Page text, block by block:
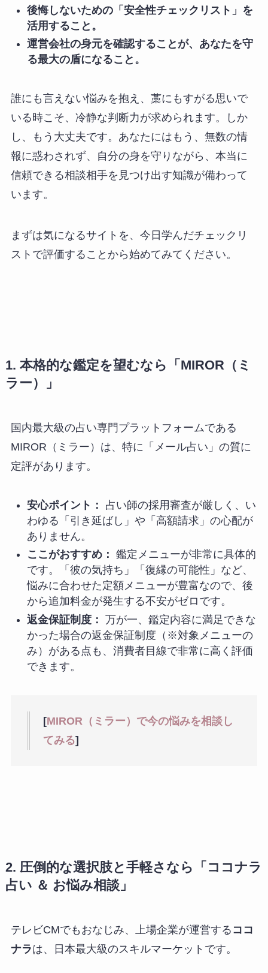
後悔しないための「安全性チェックリスト」を
活用すること。
運営会社の身元を確認することが、あなたを守
る最大の盾になること。
誰にも言えない悩みを抱え、藁にもすがる思いで
いる時こそ、冷静な判断力が求められます。しか
し、もう大丈夫です。あなたにはもう、無数の情
報に惑わされず、自分の身を守りながら、本当に
信頼できる相談相手を見つけ出す知識が備わって
います。
まずは気になるサイトを、今日学んだチェックリ
ストで評価することから始めてみてください。
1. 本格的な鑑定を望むなら「MIROR（ミ
ラー）」
国内最大級の占い専門プラットフォームである
MIROR（ミラー）は、特に「メール占い」の質に
定評があります。
安心ポイント：
占い師の採用審査が厳しく、い
わゆる「引き延ばし」や「高額請求」の心配が
ありません。
ここがおすすめ： 鑑定メニューが非常に具体的
です。「彼の気持ち」「復縁の可能性」など、
悩みに合わせた定額メニューが豊富なので、後
から追加料金が発生する不安がゼロです。
返金保証制度： 万が一、鑑定内容に満足できな
かった場合の返金保証制度（※対象メニューの
み）がある点も、消費者目線で非常に高く評価
できます。
[MIROR（ミラー）で今の悩みを相談し
てみる]
2. 圧倒的な選択肢と手軽さなら「ココナラ
占い ＆ お悩み相談」
テレビCMでもおなじみ、上場企業が運営する ココ
ナラは、日本最大級のスキルマーケットです。